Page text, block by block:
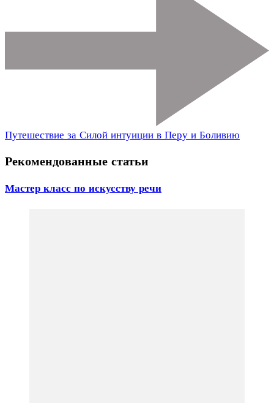
Путешествие за Силой интуиции в Перу и Боливию
Рекомендованные статьи
Мастер класс по искусству речи